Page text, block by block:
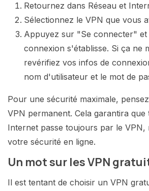
Retournez dans Réseau et
Sélectionnez le VPN que vous
Appuyez sur "Se connecter" et
connexion s'établisse. Si ça ne
revérifiez vos infos de
nom d'utilisateur et le mot de
Pour une sécurité maximale,
VPN permanent. Cela garantira
Internet passe toujours par le VPN,
votre sécurité en ligne.
Un mot sur les VPN
Il est tentant de choisir un VPN